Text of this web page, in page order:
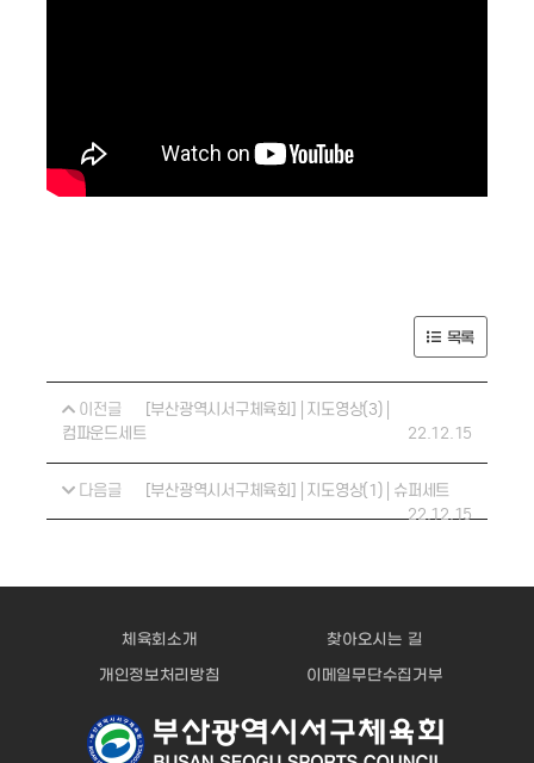
목록
이전글
[부산광역시서구체육회]│지도영상(3)│
컴파운드세트
22.12.15
다음글
[부산광역시서구체육회]│지도영상(1)│슈퍼세트
22.12.15
체육회소개 찾아오시는 길
개인정보처리방침 이메일무단수집거부